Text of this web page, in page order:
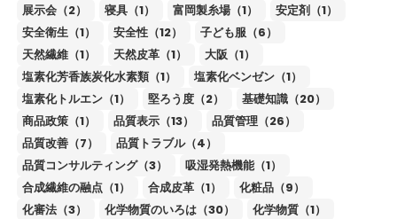
展示会（2）
寝具（1） 富岡製糸場（1）
安定剤（1）
安全衛生（1）
安全性（12）
子ども服（6）
天然繊維（1）
天然皮革（1）
大阪（1）
塩素化芳香族炭化水素類（1）
塩素化ベンゼン（1）
塩素化トルエン（1）
堅ろう度（2）
基礎知識（20）
商品政策（1）
品質表示（13）
品質管理（26）
品質改善（7）
品質トラブル（4）
品質コンサルティング（3）
吸湿発熱機能（1）
合成繊維の融点（1）
合成皮革（1）
化粧品（9）
化審法（3）
化学物質のいろは（30）
化学物質（1）